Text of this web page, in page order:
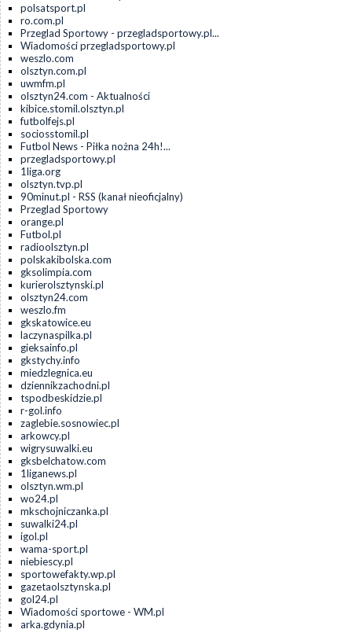
polsatsport.pl
ro.com.pl
Przeglad Sportowy - przegladsportowy.pl...
Wiadomości przegladsportowy.pl
weszlo.com
olsztyn.com.pl
uwmfm.pl
olsztyn24.com - Aktualności
kibice.stomil.olsztyn.pl
futbolfejs.pl
sociosstomil.pl
Futbol News - Piłka nożna 24h!...
przegladsportowy.pl
1liga.org
olsztyn.tvp.pl
90minut.pl - RSS (kanał nieoficjalny)
Przeglad Sportowy
orange.pl
Futbol.pl
radioolsztyn.pl
polskakibolska.com
gksolimpia.com
kurierolsztynski.pl
olsztyn24.com
weszlo.fm
gkskatowice.eu
laczynaspilka.pl
gieksainfo.pl
gkstychy.info
miedzlegnica.eu
dziennikzachodni.pl
tspodbeskidzie.pl
r-gol.info
zaglebie.sosnowiec.pl
arkowcy.pl
wigrysuwalki.eu
gksbelchatow.com
1liganews.pl
olsztyn.wm.pl
wo24.pl
mkschojniczanka.pl
suwalki24.pl
igol.pl
wama-sport.pl
niebiescy.pl
sportowefakty.wp.pl
gazetaolsztynska.pl
gol24.pl
Wiadomości sportowe - WM.pl
arka.gdynia.pl